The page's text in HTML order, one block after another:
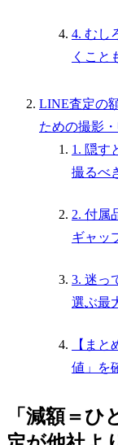
4. むし
くこと
LINE査定の
ための撮影
1. 隠す
撮るべ
2. 付属
ギャッ
3. 迷っ
選ぶ最
【ま
値」を
「減額＝